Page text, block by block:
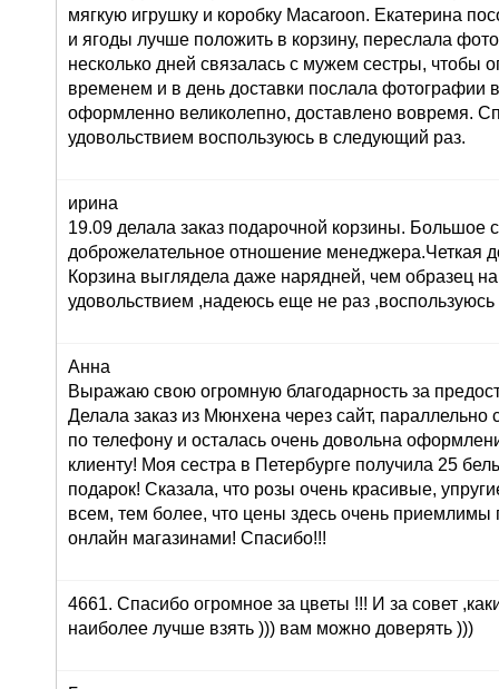
мягкую игрушку и коробку Macaroon. Екатерина
и ягоды лучше положить в корзину, переслала
несколько дней связалась с мужем сестры, чтобы
временем и в день доставки послала фотографии
оформленно великолепно, доставлено вовремя.
удовольствием воспользуюсь в следующий раз.
ирина
19.09 делала заказ подарочной корзины. Большое
доброжелательное отношение менеджера.Четкая
Корзина выглядела даже нарядней, чем образец
удовольствием ,надеюсь еще не раз
Анна
Выражаю свою огромную благодарность за
Делала заказ из Мюнхена через сайт, параллельно
по телефону и осталась очень довольна
клиенту! Моя сестра в Петербурге получила 25
подарок! Сказала, что розы очень красивые,
всем, тем более, что цены здесь очень приемлимы
онлайн магазинами! Спасибо!!!
4661. Спасибо огромное за цветы !!! И за совет
наиболее лучше взять ))) вам можно доверять )))